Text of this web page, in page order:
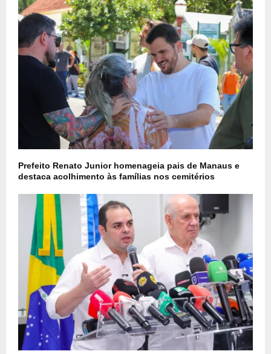
Prefeito Renato Junior homenageia pais de Manaus e
destaca acolhimento às famílias nos cemitérios